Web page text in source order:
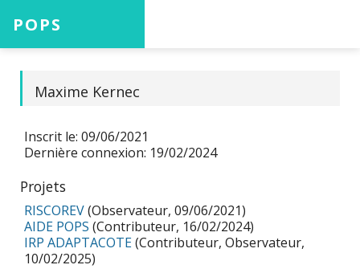
POPS
Projets
Aide
Maxime Kernec
Inscrit le: 09/06/2021
Dernière connexion: 19/02/2024
Projets
RISCOREV(Observateur, 09/06/2021)
AIDE POPS (Contributeur, 16/02/2024)
IRP ADAPTACOTE(Contributeur, Observateur,
10/02/2025)